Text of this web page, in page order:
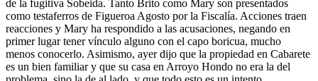
de la fugitiva Sobeida. Tanto Brito como Mary son presentados
como testaferros de Figueroa Agosto por la Fiscalía. Acciones traen
reacciones y Mary ha respondido a las acusaciones, negando en
primer lugar tener vínculo alguno con el capo boricua, mucho
menos conocerlo. Asimismo, ayer dijo que la propiedad en Cabarete
es un bien familiar y que su casa en Arroyo Hondo no era la del